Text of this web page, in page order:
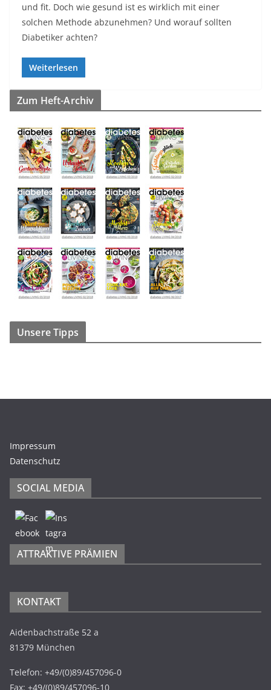
und fit. Doch wie gesund ist es wirklich mit einer
solchen Methode abzunehmen? Und worauf sollten
Diabetiker achten?
Weiterlesen
Zum Heft-Archiv
Unsere Tipps
Impressum
Datenschutz
SOCIAL MEDIA
ATTRAKTIVE PRÄMIEN
KONTAKT
Aidenbachstraße 52 a
81379 München
Telefon: +49/(0)89/457096-0
Fax: +49/(0)89/457096-10